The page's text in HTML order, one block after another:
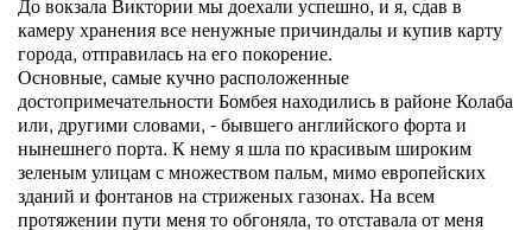
камеру хранения все ненужные причиндалы и купив карту
города, отправилась на его покорение.
Основные, самые кучно расположенные
достопримечательности Бомбея находились в районе Колаба
или, другими словами, - бывшего английского форта и
нынешнего порта. К нему я шла по красивым широким
зеленым улицам с множеством пальм, мимо европейских
зданий и фонтанов на стриженых газонах. На всем
протяжении пути меня то обгоняла, то отставала от меня